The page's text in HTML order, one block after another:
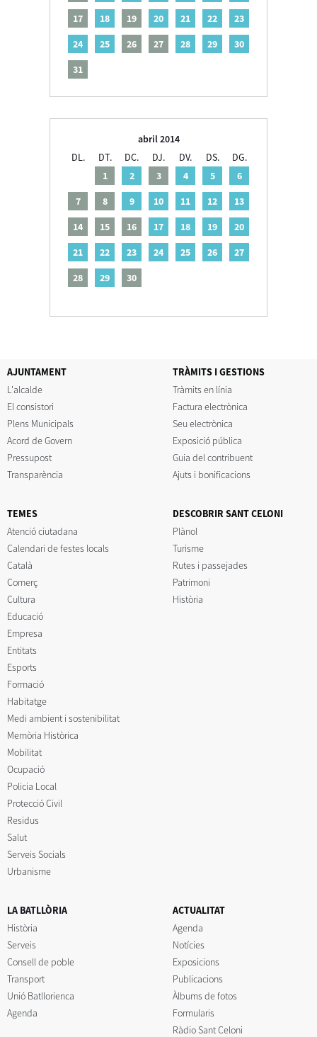
17
18 19 20 21 22
23
24
25 26 27 28 29
30
31
abril 2014
DL.
DT. DC. DJ. DV. DS.
DG.
1
2 3 4 5
6
7
8 9 10 11 12
13
14
15 16 17 18 19
20
21
22 23 24 25 26
27
28
29 30
AJUNTAMENT
L'alcalde
El consistori
Plens Municipals
Acord de Govern
Pressupost
Transparència
TRÀMITS I GESTIONS
Tràmits en línia
Factura electrònica
Seu electrònica
Exposició pública
Guia del contribuent
Ajuts i bonificacions
TEMES
Atenció ciutadana
Calendari de festes locals
Català
Comerç
Cultura
Educació
Empresa
Entitats
Esports
Formació
Habitatge
Medi ambient i sostenibilitat
Memòria Històrica
Mobilitat
Ocupació
Policia Local
Protecció Civil
Residus
Salut
Serveis Socials
Urbanisme
DESCOBRIR SANT CELONI
Plànol
Turisme
Rutes i passejades
Patrimoni
Història
LA BATLLÒRIA
Història
Serveis
Consell de poble
Transport
Unió Batllorienca
Agenda
ACTUALITAT
Agenda
Notícies
Exposicions
Publicacions
Àlbums de fotos
Formularis
Ràdio Sant Celoni